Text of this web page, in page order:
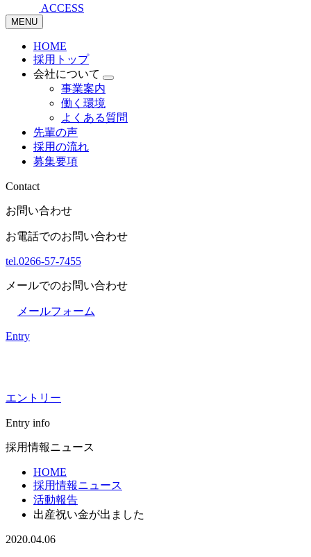
ACCESS
MENU
HOME
採用トップ
会社について
事業案内
働く環境
よくある質問
先輩の声
採用の流れ
募集要項
Contact
お問い合わせ
お電話でのお問い合わせ
tel.0266-57-7455
メールでのお問い合わせ
メールフォーム
Entry
エントリー
Entry info
採用情報ニュース
HOME
採用情報ニュース
活動報告
出産祝い金が出ました
2020.04.06